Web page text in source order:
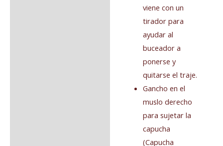
viene con un
tirador para
ayudar al
buceador a
ponerse y
quitarse el traje.
Gancho en el
muslo derecho
para sujetar la
capucha
(Capucha